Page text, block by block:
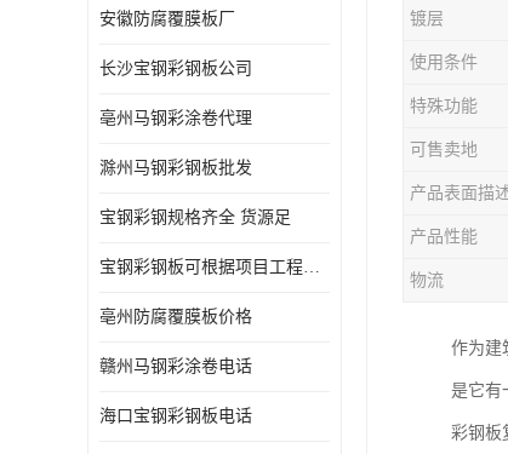
安徽防腐覆膜板厂
长沙宝钢彩钢板公司
亳州马钢彩涂卷代理
滁州马钢彩钢板批发
宝钢彩钢规格齐全 货源足
宝钢彩钢板可根据项目工程定制
亳州防腐覆膜板价格
赣州马钢彩涂卷电话
海口宝钢彩钢板电话
镀层
使用条件
特殊功能
可售卖地
产品表面描
产品性能
物流
作为建
是它有
彩钢板